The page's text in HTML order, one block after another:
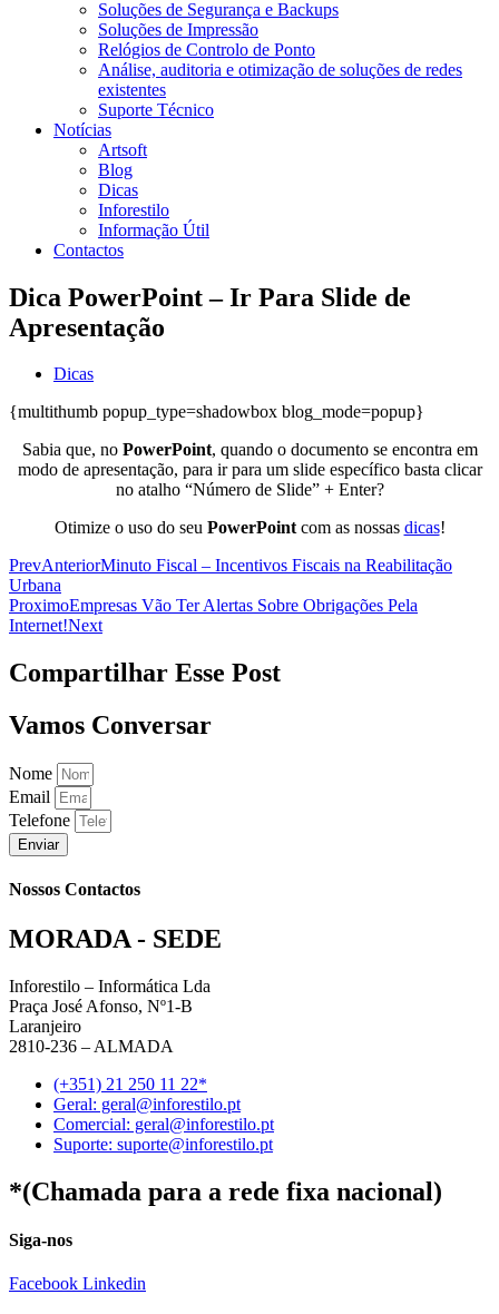
Soluções de Segurança e Backups
Soluções de Impressão
Relógios de Controlo de Ponto
Análise, auditoria e otimização de soluções de redes
existentes
Suporte Técnico
Notícias
Artsoft
Blog
Dicas
Inforestilo
Informação Útil
Contactos
Dica PowerPoint – Ir Para Slide de
Apresentação
Dicas
{multithumb popup_type=shadowbox blog_mode=popup}
Sabia que, no PowerPoint, quando o documento se encontra em
modo de apresentação, para ir para um slide específico basta clicar
no atalho “Número de Slide” + Enter?
Otimize o uso do seu PowerPointcom as nossas dicas!
PrevAnteriorMinuto Fiscal – Incentivos Fiscais na Reabilitação
Urbana
ProximoEmpresas Vão Ter Alertas Sobre Obrigações Pela
Internet!Next
Compartilhar Esse Post
Vamos Conversar
Nome
Email
Telefone
Enviar
Nossos Contactos
MORADA - SEDE
Inforestilo – Informática Lda
Praça José Afonso, Nº1-B
Laranjeiro
2810-236 – ALMADA
(+351) 21 250 11 22*
Geral: geral@inforestilo.pt
Comercial: geral@inforestilo.pt
Suporte: suporte@inforestilo.pt
*(Chamada para a rede fixa nacional)
Siga-nos
Facebook Linkedin